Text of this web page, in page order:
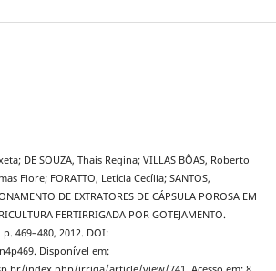
DE SOUZA, Thais Regina; VILLAS BÔAS, Roberto
Fiore; FORATTO, Letícia Cecília; SANTOS,
DE EXTRATORES DE CÁPSULA POROSA EM
FERTIRRIGADA POR GOTEJAMENTO.
p. 469–480, 2012. DOI:
Disponível em: